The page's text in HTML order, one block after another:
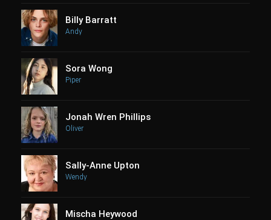
Billy Barratt
Andy
Sora Wong
Piper
Jonah Wren Phillips
Oliver
Sally-Anne Upton
Wendy
Mischa Heywood